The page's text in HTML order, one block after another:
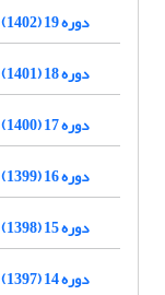
دوره 19 (1402)
دوره 18 (1401)
دوره 17 (1400)
دوره 16 (1399)
دوره 15 (1398)
دوره 14 (1397)